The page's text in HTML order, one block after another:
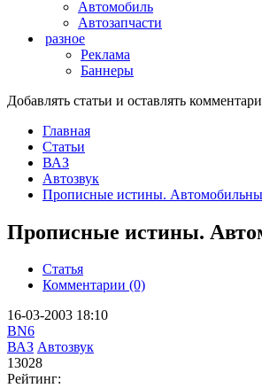
Автомобиль
Автозапчасти
разное
Реклама
Баннеры
Добавлять статьи и оставлять
Главная
Статьи
ВАЗ
Автозвук
Прописные истины.
Прописные истины.
Статья
Комментарии (0)
16-03-2003 18:10
BN6
ВАЗ Автозвук
13028
Рейтинг: